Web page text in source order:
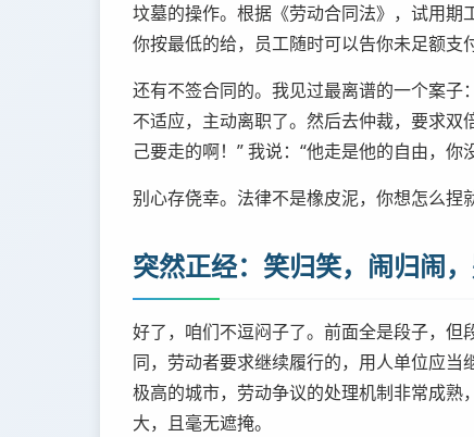
坟墓的操作。根据《劳动合同法》，试用期
你按最低的给，员工随时可以告你未足额支
还有不签合同的。我见过最离谱的一个案子
不适应，主动离职了。然后去仲裁，要求
己要走的啊！” 我说：“他走是他的自由，
别心存侥幸。法律不是橡皮泥，你想怎么捏
突然正经：笑归笑，闹归闹
好了，咱们不逗闷子了。前面全是段子，
同，劳动者要求继续履行的，用人单位应
极高的城市，劳动争议的处理机制非常成
大，且毫无遮掩。